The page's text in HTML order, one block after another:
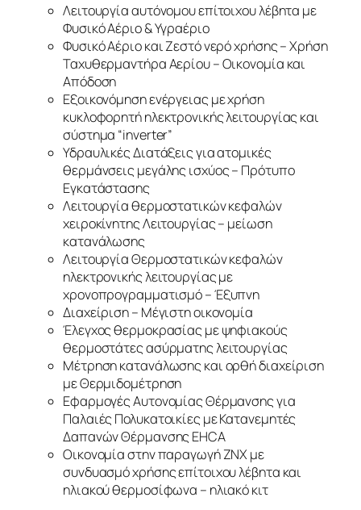
Λειτουργία αυτόνομου επίτοιχου λέβητα με
Φυσικό Αέριο & Υγραέριο
Φυσικό Αέριο και Ζεστό νερό χρήσης – Χρήση
Ταχυθερμαντήρα Αερίου – Οικονομία και
Απόδοση
Εξοικονόμηση ενέργειας με χρήση
κυκλοφορητή ηλεκτρονικής λειτουργίας και
σύστημα “inverter”
Υδραυλικές Διατάξεις για ατομικές
θερμάνσεις μεγάλης ισχύος – Πρότυπο
Εγκατάστασης
Λειτουργία θερμοστατικών κεφαλών
χειροκίνητης Λειτουργίας – μείωση
κατανάλωσης
Λειτουργία Θερμοστατικών κεφαλών
ηλεκτρονικής λειτουργίας με
χρονοπρογραμματισμό – Έξυπνη
Διαχείριση – Μέγιστη οικονομία
Έλεγχος θερμοκρασίας με ψηφιακούς
θερμοστάτες ασύρματης λειτουργίας
Μέτρηση κατανάλωσης και ορθή διαχείριση
με Θερμιδομέτρηση
Εφαρμογές Αυτονομίας Θέρμανσης για
Παλαιές Πολυκατοικίες με Κατανεμητές
Δαπανών Θέρμανσης EHCA
Οικονομία στην παραγωγή ΖΝΧ με
συνδυασμό χρήσης επίτοιχου λέβητα και
ηλιακού θερμοσίφωνα – ηλιακό κιτ